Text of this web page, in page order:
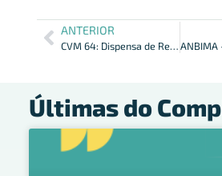
ANTERIOR
CVM 64: Dispensa de Registro do Investidor Não Residente.
Últimas do